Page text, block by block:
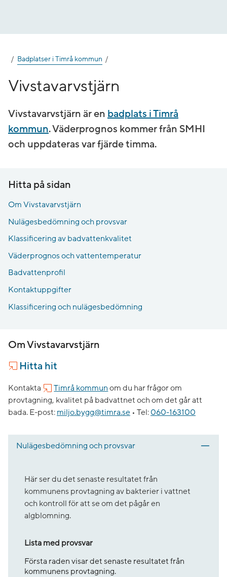
Badplatser i Timrå kommun
Vivstavarvstjärn
Vivstavarvstjärn är en badplats i Timrå
kommun. Väderprognos kommer från SMHI
och uppdateras var fjärde timma.
Hitta på sidan
Om Vivstavarvstjärn
Nulägesbedömning och provsvar
Klassificering av badvattenkvalitet
Väderprognos och vattentemperatur
Badvattenprofil
Kontaktuppgifter
Klassificering och nulägesbedömning
Om Vivstavarvstjärn
Hitta hit
Kontakta Timrå kommun om du har frågor om
provtagning, kvalitet på badvattnet och om det går att
bada. E-post: miljo.bygg@timra.se • Tel: 060-163100
Nulägesbedömning och provsvar
Här ser du det senaste resultatet från
kommunens provtagning av bakterier i vattnet
och kontroll för att se om det pågår en
algblomning.
Lista med provsvar
Första raden visar det senaste resultatet från
kommunens provtagning.